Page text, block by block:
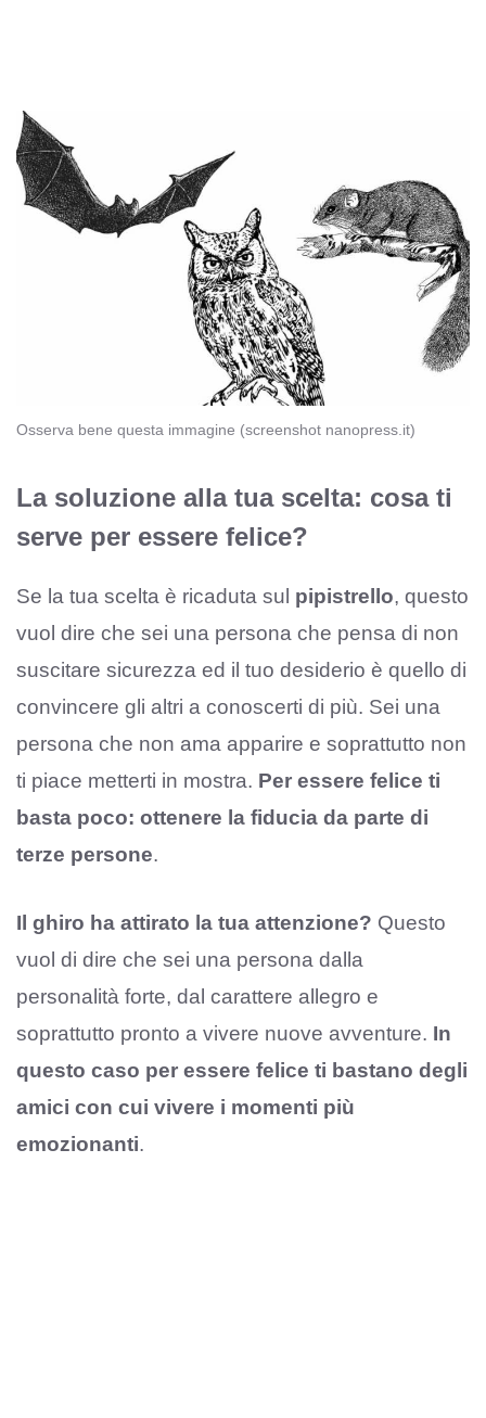
Osserva bene questa immagine (screenshot nanopress.it)
La soluzione alla tua scelta: cosa ti
serve per essere felice?
Se la tua scelta è ricaduta sul pipistrello, questo
vuol dire che sei una persona che pensa di non
suscitare sicurezza ed il tuo desiderio è quello di
convincere gli altri a conoscerti di più. Sei una
persona che non ama apparire e soprattutto non
ti piace metterti in mostra. Per essere felice ti
basta poco: ottenere la fiducia da parte di
terze persone.
Il ghiro ha attirato la tua attenzione? Questo
vuol di dire che sei una persona dalla
personalità forte, dal carattere allegro e
soprattutto pronto a vivere nuove avventure. In
questo caso per essere felice ti bastano degli
amici con cui vivere i momenti più
emozionanti.